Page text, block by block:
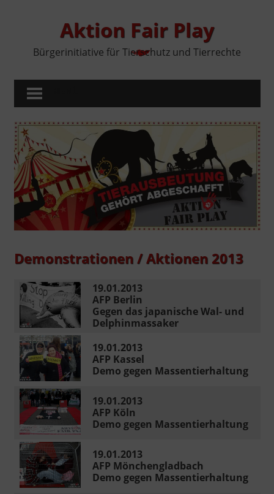
Aktion Fair Play
Bürgerinitiative für Tierschutz und Tierrechte
Demonstrationen / Aktionen 2013
19.01.2013
AFP Berlin
Gegen das japanische Wal- und
Delphinmassaker
19.01.2013
AFP Kassel
Demo gegen Massentierhaltung
19.01.2013
AFP Köln
Demo gegen Massentierhaltung
19.01.2013
AFP Mönchengladbach
Demo gegen Massentierhaltung